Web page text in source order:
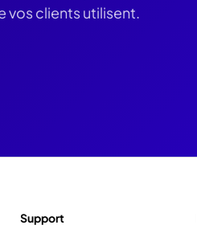
vos clients utilisent.
Support